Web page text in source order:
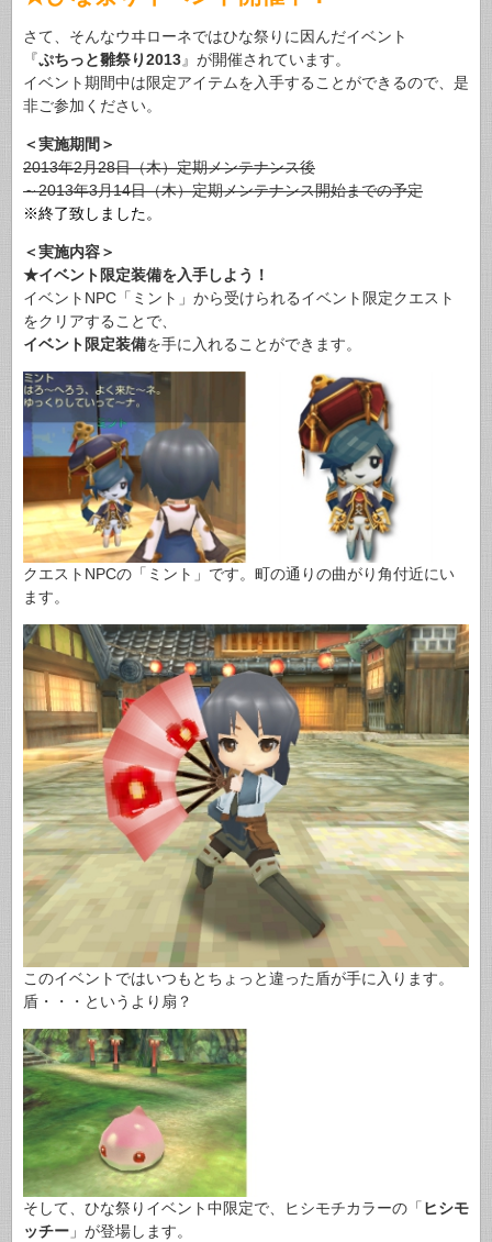
さて、そんなウヰローネではひな祭りに因んだイベント
『ぷちっと雛祭り2013』が開催されています。
イベント期間中は限定アイテムを入手することができるので、是
非ご参加ください。
＜実施期間＞
2013年2月28日（木）定期メンテナンス後
～2013年3月14日（木）定期メンテナンス開始までの予定
※終了致しました。
＜実施内容＞
★イベント限定装備を入手しよう！
イベントNPC「ミント」から受けられるイベント限定クエスト
をクリアすることで、
イベント限定装備を手に入れることができます。
クエストNPCの「ミント」です。町の通りの曲がり角付近にい
ます。
このイベントではいつもとちょっと違った盾が手に入ります。
盾・・・というより扇？
そして、ひな祭りイベント中限定で、ヒシモチカラーの「 ヒシモ
ッチー 」が登場します。